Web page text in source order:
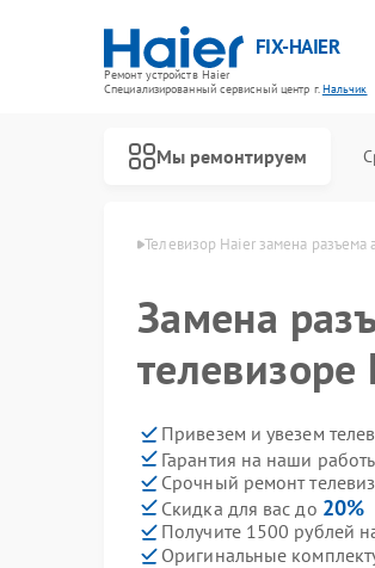
FIX-HAIER
Ремонт устройств Haier
Специализированный cервисный центр г.Нальчик
Мы ремонтируем
Haier в Нальчике Телевизор Haier замена разъема
Замена
Привезем и увезем
Гарантия на наши
Срочный ремонт
Скидка для вас до 20%
Получите 1500 рублей
Оригинальные